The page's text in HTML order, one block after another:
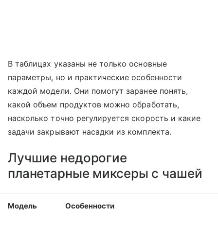
В таблицах указаны не только основные
параметры, но и практические особенности
каждой модели. Они помогут заранее понять,
какой объем продуктов можно обработать,
насколько точно регулируется скорость и какие
задачи закрывают насадки из комплекта.
Лучшие недорогие
планетарные миксеры с чашей
Модель Особенности